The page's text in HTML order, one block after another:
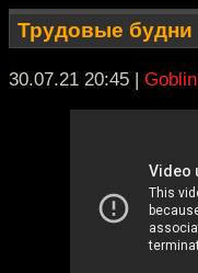
Трудовые будни
30.07.21 20:45 | Goblin